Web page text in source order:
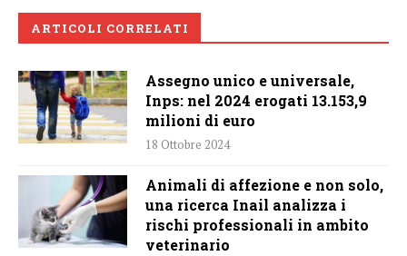
ARTICOLI CORRELATI
Assegno unico e universale,
Inps: nel 2024 erogati 13.153,9
milioni di euro
18 Ottobre 2024
Animali di affezione e non solo,
una ricerca Inail analizza i
rischi professionali in ambito
veterinario